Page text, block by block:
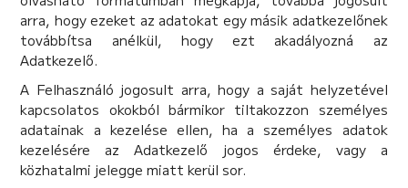
arra, hogy ezeket az adatokat egy másik adatkezelőnek
továbbítsa anélkül, hogy ezt akadályozná az
Adatkezelő.
A Felhasználó jogosult arra, hogy a saját helyzetével
kapcsolatos okokból bármikor tiltakozzon személyes
adatainak a kezelése ellen, ha a személyes adatok
kezelésére az Adatkezelő jogos érdeke, vagy a
közhatalmi jelegge miatt kerül sor.